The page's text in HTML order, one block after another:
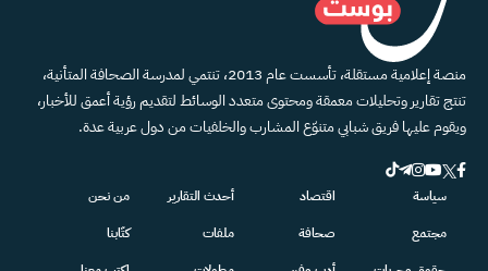
منصة إعلامية مستقلة، تأسست عام 2013، تنتمي لمدرسة الصحافة المتأنية،
تنتج تقارير وتحليلات معمقة ومحتوى متعدد الوسائط لتقديم رؤية أعمق للأخبار،
ويقوم عليها فريق شبابي متنوّع المشارب والخلفيات من دول عربية عدة.
سياسة
مجتمع
اقتصاد
صحافة
أحدث التقارير
ملفات
من نحن
كتّابنا